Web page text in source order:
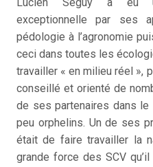
exceptionnelle par ses
pédologie à l’agronomie
ceci dans toutes les
travailler « en milieu réel »,
conseillé et orienté de
de ses partenaires dans
peu orphelins. Un de ses
était de faire travailler la
grande force des SCV